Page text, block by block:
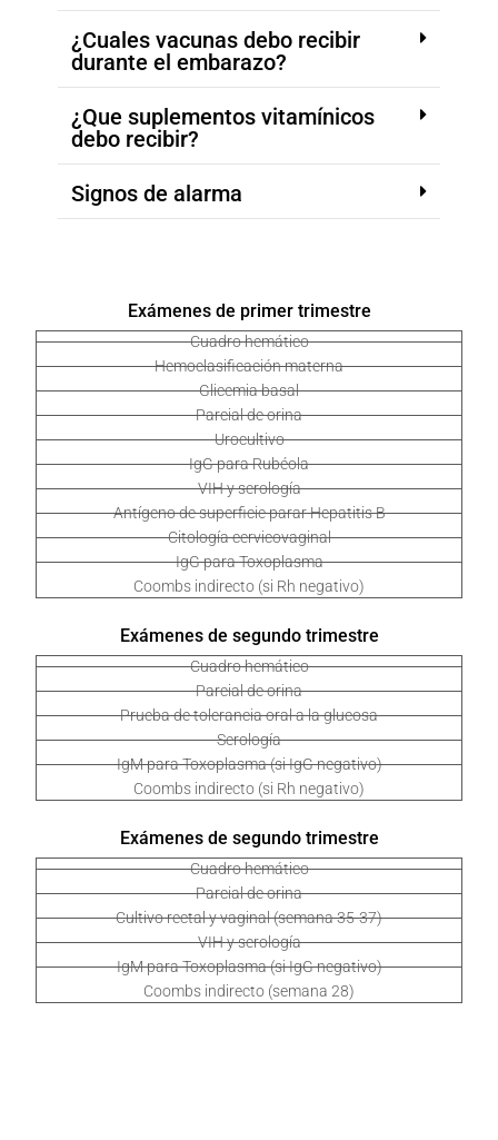
¿Cuales vacunas debo recibir
durante el embarazo?
¿Que suplementos vitamínicos
debo recibir?
Signos de alarma
Exámenes de primer trimestre
Cuadro hemático
Hemoclasificación materna
Glicemia basal
Parcial de orina
Urocultivo
IgG para Rubéola
VIH y serología
Antígeno de superficie parar Hepatitis B
Citología cervicovaginal
IgG para Toxoplasma
Coombs indirecto (si Rh negativo)
Exámenes de segundo trimestre
Cuadro hemático
Parcial de orina
Prueba de tolerancia oral a la glucosa
Serología
IgM para Toxoplasma (si IgG negativo)
Coombs indirecto (si Rh negativo)
Exámenes de segundo trimestre
Cuadro hemático
Parcial de orina
Cultivo rectal y vaginal (semana 35-37)
VIH y serología
IgM para Toxoplasma (si IgG negativo)
Coombs indirecto (semana 28)